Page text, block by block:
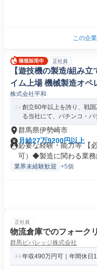
この企
正社員
【遊技機の製造/組み
イム上場 機械製造オペ
株式会社平和
創立60年以上を誇り、戦
る当社にて、パチンコ・パ
群馬県伊勢崎市
月給27万9200円以上
必要な経験・能力等 【
可）◆製造に関わる業務
業界未経験歓迎 +5個
正社員
物流倉庫でのフォーク
群馬ビバレッジ株式会社
年収490万円可｜年間休日